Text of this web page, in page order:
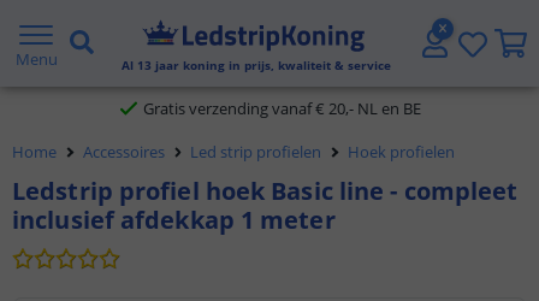
Menu Al 13 jaar koning in prijs, kwaliteit & service
5 jaar garantie
Gratis verzending vanaf € 20,- NL en BE
Klantbeoordeling 9.1
Voor 23:45 uur besteld,morgen in huis
Home Accessoires Led strip profielen Hoek profielen
Ledstrip profiel hoek Basic line - compleet
inclusief afdekkap 1 meter